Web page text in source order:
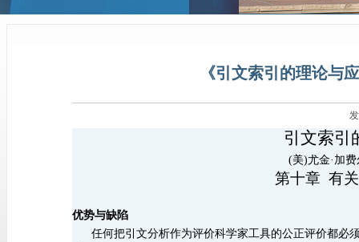
《引文索引的理论与
引文索引
(美)尤金·加
第十章 有
优势与缺陷
任何把引文分析作为评价科学家工具的公正评价都必